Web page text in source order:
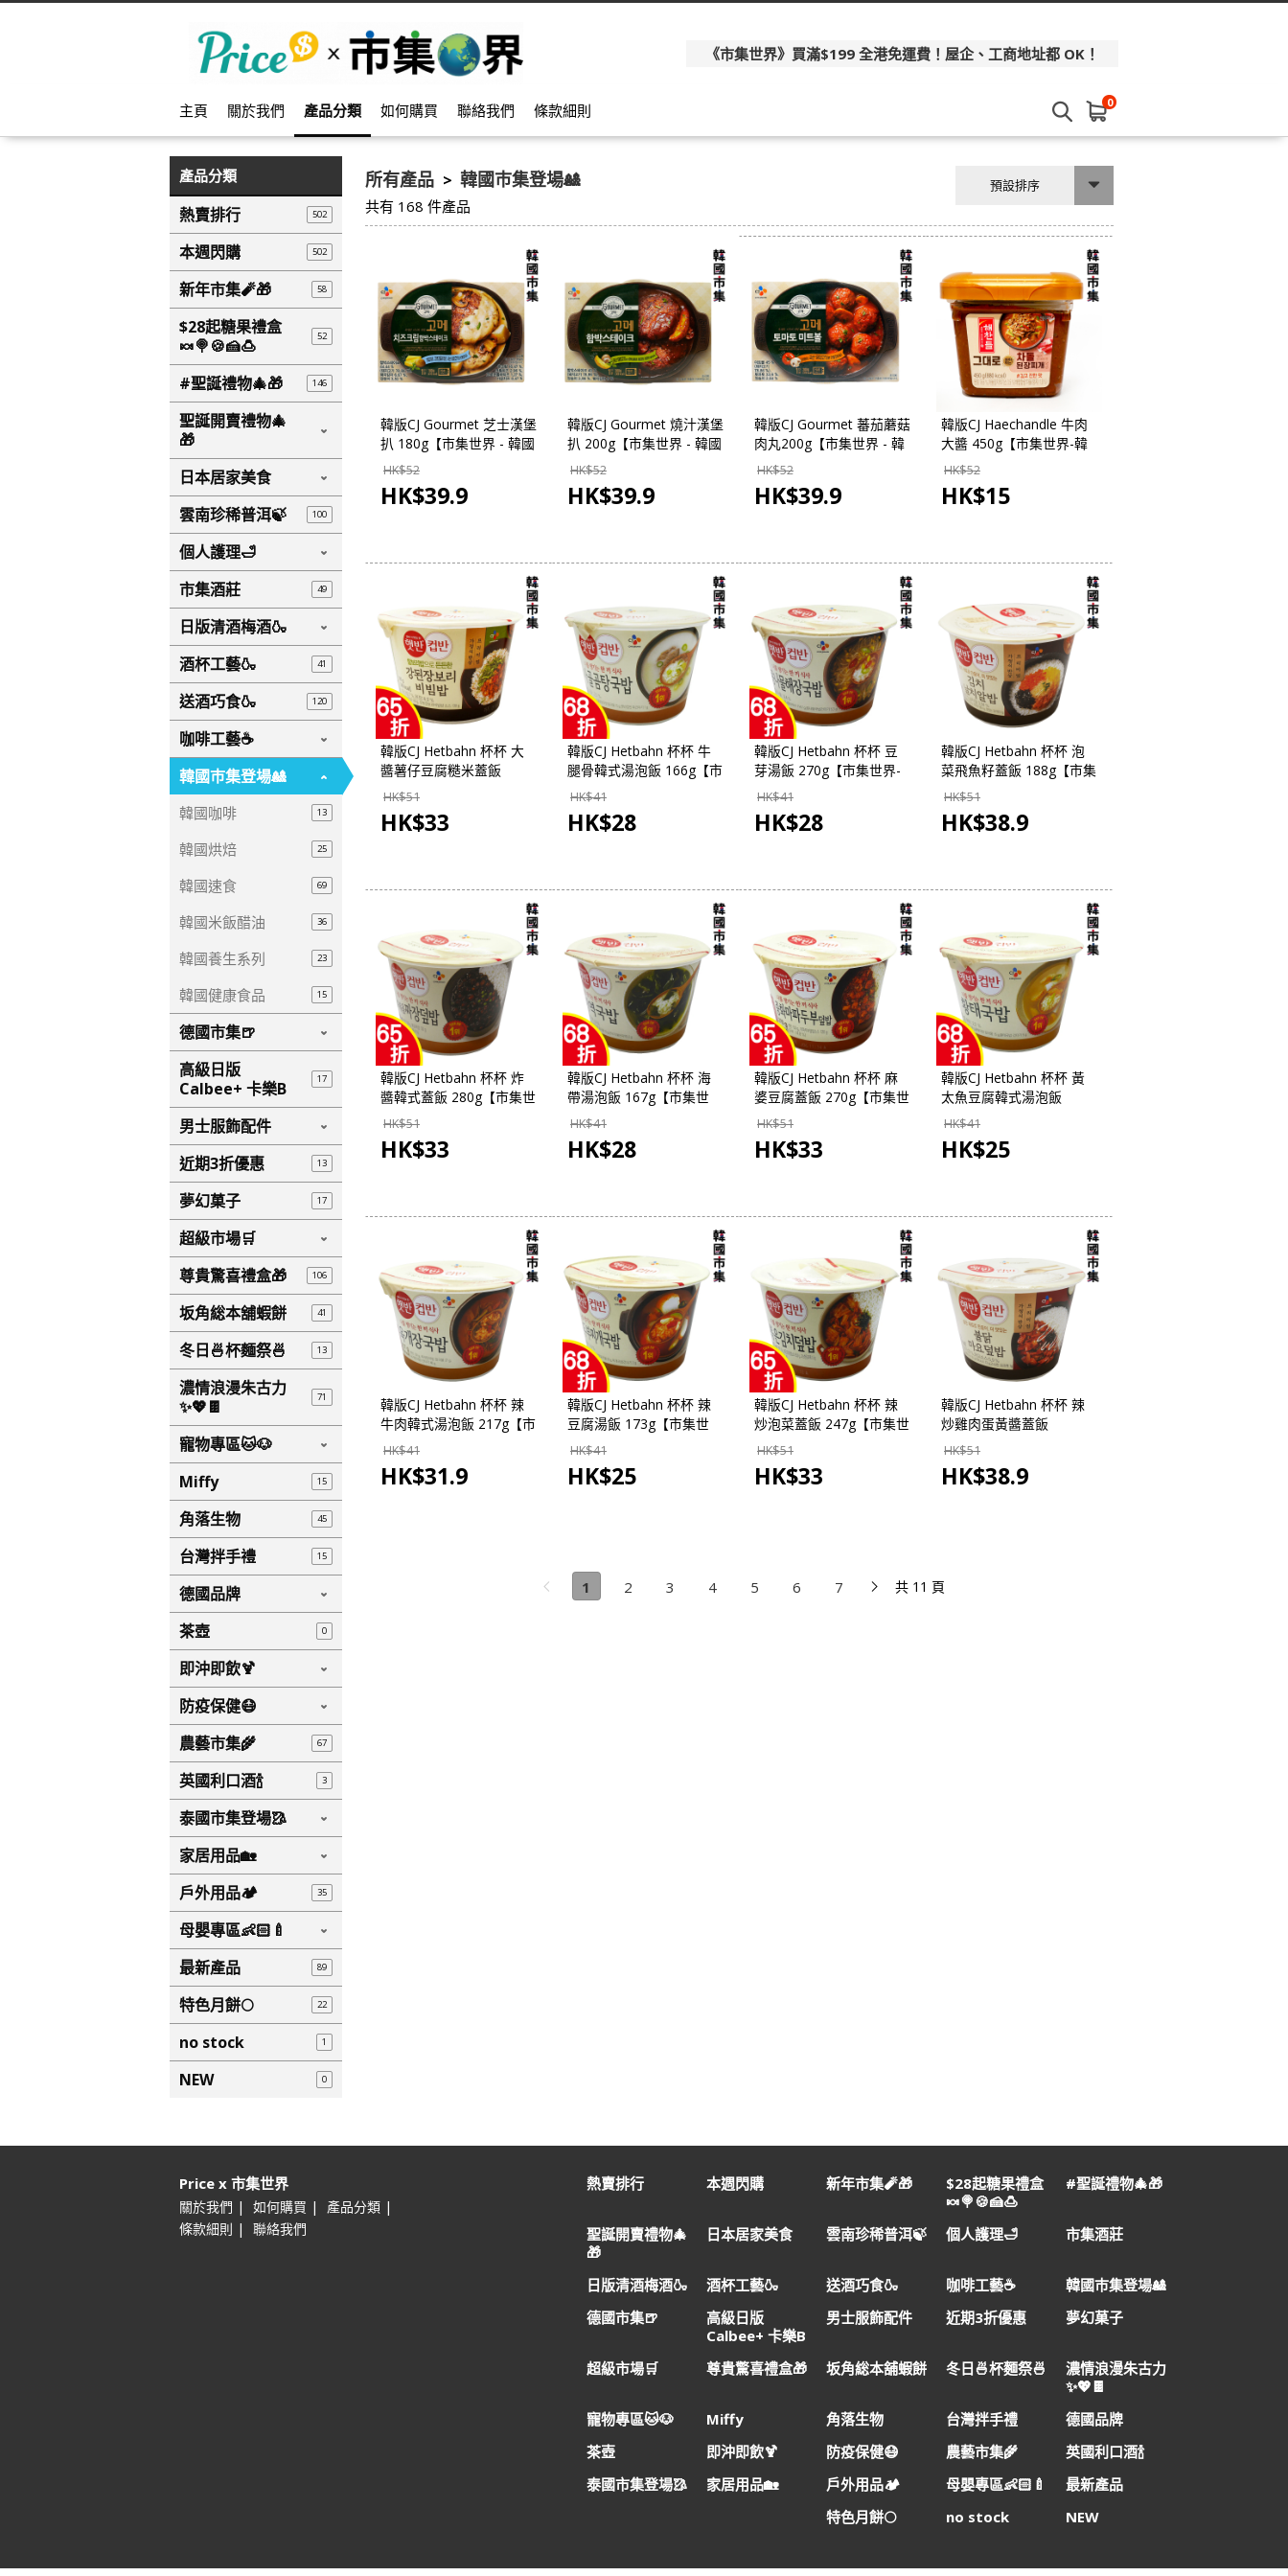
《市集世界》買滿$199 全港免運費！屋企、工商地址都 OK！
主頁 關於我們 產品分類 如何購買 聯絡我們 條款細則 0
產品分類
熱賣排行 502
本週閃購 502
新年市集🧨🎁 58
$28起糖果禮盒
🍬🍭🍪🍰🍮
52
#聖誕禮物🎄🎁 146
聖誕開賣禮物🎄
🎁
日本居家美食
雲南珍稀普洱🍃
100
個人護理🛁
市集酒莊
49
日版清酒梅酒🍶
酒杯工藝🍶
41
送酒巧食🍶 120
咖啡工藝☕
韓國巿集登場🎎
韓國咖啡 13
韓國烘焙 25
韓國速食 69
韓國米飯醋油 36
韓國養生系列 23
韓國健康食品 15
德國市集🍺
高級日版
Calbee+ 卡樂B
17
男士服飾配件
近期3折優惠
13
夢幻菓子 17
超級市場🛒
尊貴驚喜禮盒🎁
106
坂角総本舖蝦餅 41
冬日🍜杯麵祭🍜 13
濃情浪漫朱古力
✨💖🍫
71
寵物專區🐱🐶
Miffy
15
角落生物 45
台灣拌手禮 15
德國品牌
茶壺
0
即沖即飲🍹
防疫保健😷
農藝市集🌾
67
英國利口酒🍾 3
泰國市集登場🥻
家居用品🏡
戶外用品🏕️
35
母嬰專區👶🏻🍼
最新產品
89
特色月餅🌕 22
no stock 1
NEW 0
所有產品 > 韓國巿集登場🎎 預設排序
共有 168 件產品
韓版CJ Gourmet 芝士漢堡
扒 180g【市集世界 - 韓國
市集】
HK$52
HK$39.9
韓版CJ Gourmet 燒汁漢堡
扒 200g【市集世界 - 韓國
市集】
HK$52
HK$39.9
韓版CJ Gourmet 蕃茄蘑菇
肉丸200g【市集世界 - 韓
國市集】
HK$52
HK$39.9
韓版CJ Haechandle 牛肉
大醬 450g【市集世界-韓
國市集】
HK$52
HK$15
韓版CJ Hetbahn 杯杯 大
醬薯仔豆腐糙米蓋飯
280g【市集世界-韓國市
集】
HK$51
HK$33
韓版CJ Hetbahn 杯杯 牛
腿骨韓式湯泡飯 166g【市
集世界-韓國市集】
HK$41
HK$28
韓版CJ Hetbahn 杯杯 豆
芽湯飯 270g【市集世界-
韓國市集】
HK$41
HK$28
韓版CJ Hetbahn 杯杯 泡
菜飛魚籽蓋飯 188g【市集
世界-韓國市集】
HK$51
HK$38.9
韓版CJ Hetbahn 杯杯 炸
醬韓式蓋飯 280g【市集世
界-韓國市集】
HK$51
HK$33
韓版CJ Hetbahn 杯杯 海
帶湯泡飯 167g【市集世
界-韓國市集】
HK$41
HK$28
韓版CJ Hetbahn 杯杯 麻
婆豆腐蓋飯 270g【市集世
界-韓國市集】
HK$51
HK$33
韓版CJ Hetbahn 杯杯 黃
太魚豆腐韓式湯泡飯
170g【市集世界-韓國市
集】
HK$41
HK$25
韓版CJ Hetbahn 杯杯 辣
牛肉韓式湯泡飯 217g【市
集世界-韓國市集】
HK$41
HK$31.9
韓版CJ Hetbahn 杯杯 辣
豆腐湯飯 173g【市集世
界-韓國市集】
HK$41
HK$25
韓版CJ Hetbahn 杯杯 辣
炒泡菜蓋飯 247g【市集世
界-韓國市集】
HK$51
HK$33
韓版CJ Hetbahn 杯杯 辣
炒雞肉蛋黃醬蓋飯
219g【市集世界-韓國市
集】
HK$51
HK$38.9
1 2 3 4 5 6 7 共 11 頁
Price x 市集世界
關於我們 | 如何購買 | 產品分類 |
條款細則 | 聯絡我們
熱賣排行 本週閃購 新年市集🧨🎁
$28起糖果禮盒
🍬🍭🍪🍰🍮
#聖誕禮物🎄🎁
聖誕開賣禮物🎄
🎁
日本居家美食 雲南珍稀普洱🍃 個人護理🛁 市集酒莊
日版清酒梅酒🍶 酒杯工藝🍶 送酒巧食🍶 咖啡工藝☕
韓國巿集登場🎎
德國市集🍺
高級日版
Calbee+ 卡樂B
男士服飾配件 近期3折優惠 夢幻菓子
超級市場🛒 尊貴驚喜禮盒🎁 坂角総本舖蝦餅 冬日🍜杯麵祭🍜
濃情浪漫朱古力
✨💖🍫
寵物專區🐱🐶
Miffy 角落生物 台灣拌手禮
德國品牌
茶壺
即沖即飲🍹 防疫保健😷 農藝市集🌾
英國利口酒🍾
泰國市集登場🥻
家居用品🏡 戶外用品🏕️ 母嬰專區👶🏻🍼
最新產品
特色月餅🌕
no stock NEW